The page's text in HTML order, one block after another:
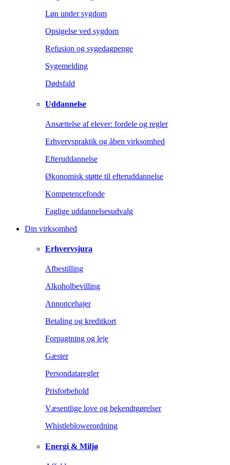
Løn under sygdom
Opsigelse ved sygdom
Refusion og sygedagpenge
Sygemelding
Dødsfald
Uddannelse
Ansættelse af elever: fordele og regler
Erhvervspraktik og åben virksomhed
Efteruddannelse
Økonomisk støtte til efteruddannelse
Kompetencefonde
Faglige uddannelsesudvalg
Din virksomhed
Erhvervsjura
Afbestilling
Alkoholbevilling
Annoncehajer
Betaling og kreditkort
Forpagtning og leje
Gæster
Persondataregler
Prisforbehold
Væsentlige love og bekendtgørelser
Whistleblowerordning
Energi & Miljø